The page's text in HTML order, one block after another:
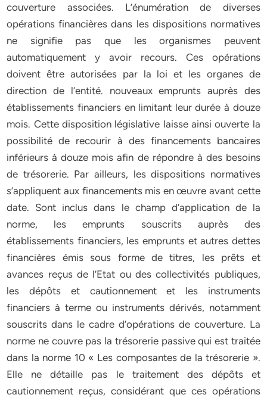
couverture associées. L’énumération de diverses
opérations financières dans les dispositions normatives
ne signifie pas que les organismes peuvent
automatiquement y avoir recours. Ces opérations
doivent être autorisées par la loi et les organes de
direction de l’entité. nouveaux emprunts auprès des
établissements financiers en limitant leur durée à douze
mois. Cette disposition législative laisse ainsi ouverte la
possibilité de recourir à des financements bancaires
inférieurs à douze mois afin de répondre à des besoins
de trésorerie. Par ailleurs, les dispositions normatives
s’appliquent aux financements mis en œuvre avant cette
date. Sont inclus dans le champ d’application de la
norme, les emprunts souscrits auprès des
établissements financiers, les emprunts et autres dettes
financières émis sous forme de titres, les prêts et
avances reçus de l’Etat ou des collectivités publiques,
les dépôts et cautionnement et les instruments
financiers à terme ou instruments dérivés, notamment
souscrits dans le cadre d’opérations de couverture. La
norme ne couvre pas la trésorerie passive qui est traitée
dans la norme 10 « Les composantes de la trésorerie ».
Elle ne détaille pas le traitement des dépôts et
cautionnement reçus, considérant que ces opérations